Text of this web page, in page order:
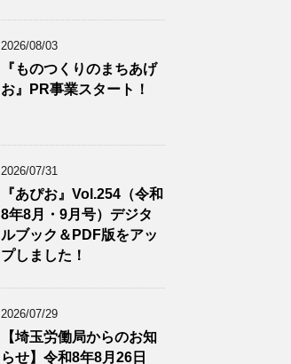
2026/08/03
『ものつくりのまちあげ
お』PR事業スタート！
2026/07/31
『あぴお』Vol.254（令和
8年8月・9月号）デジタ
ルブック＆PDF版をアッ
プしました！
2026/07/29
【埼玉労働局からのお知
らせ】令和8年8月26日